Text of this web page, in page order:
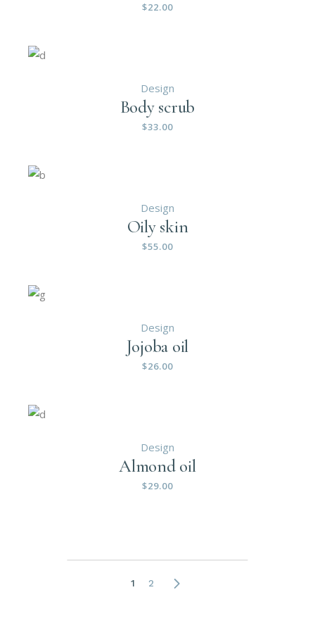
$22.00
Design
Body scrub
$33.00
Design
Oily skin
$55.00
Design
Jojoba oil
$26.00
Design
Almond oil
$29.00
1 2